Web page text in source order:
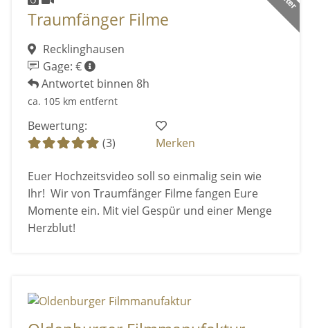
Traumfänger Filme
Recklinghausen
Gage: €
Antwortet binnen 8h
ca. 105 km entfernt
Bewertung:
(3)
Merken
Euer Hochzeitsvideo soll so einmalig sein wie
Ihr! Wir von Traumfänger Filme fangen Eure
Momente ein. Mit viel Gespür und einer Menge
Herzblut!